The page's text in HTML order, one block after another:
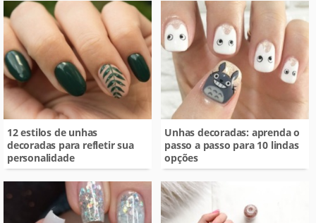
12 estilos de unhas
decoradas para refletir sua
personalidade
Unhas decoradas: aprenda o
passo a passo para 10 lindas
opções